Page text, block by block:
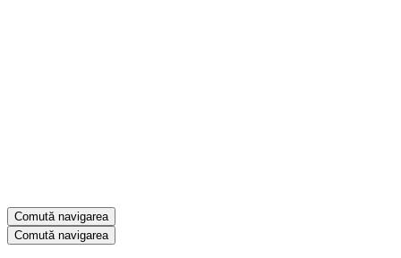
Comută navigarea
Comută navigarea